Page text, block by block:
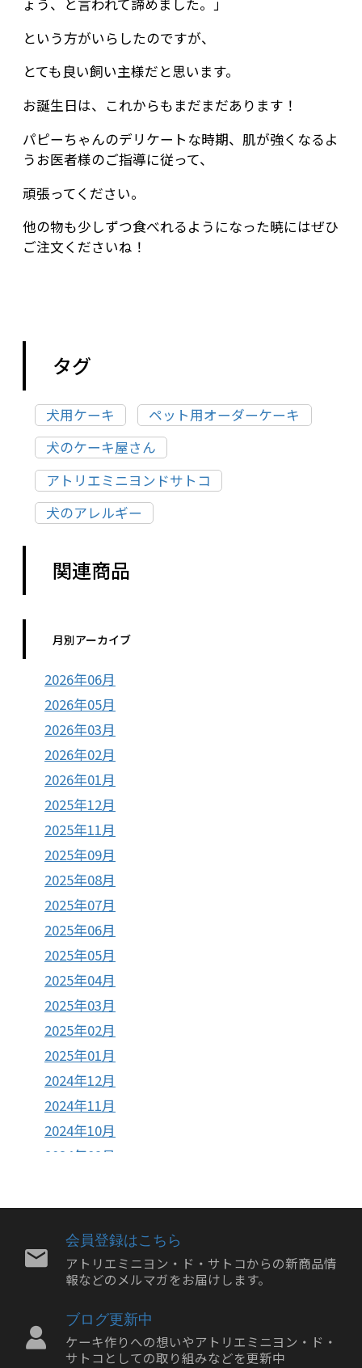
ょう、と言われて諦めました。」
という方がいらしたのですが、
とても良い飼い主様だと思います。
お誕生日は、これからもまだまだあります！
パピーちゃんのデリケートな時期、肌が強くなるよ
うお医者様のご指導に従って、
頑張ってください。
他の物も少しずつ食べれるようになった暁にはぜひ
ご注文くださいね！
タグ
犬用ケーキ
ペット用オーダーケーキ
犬のケーキ屋さん
アトリエミニヨンドサトコ
犬のアレルギー
関連商品
月別アーカイブ
2026年06月
2026年05月
2026年03月
2026年02月
2026年01月
2025年12月
2025年11月
2025年09月
2025年08月
2025年07月
2025年06月
2025年05月
2025年04月
2025年03月
2025年02月
2025年01月
2024年12月
2024年11月
2024年10月
2024年09月
2024年07月
2024年06月
2024年05月
2024年04月
2024年02月
2024年01月
会員登録はこちら
アトリエミニヨン・ド・サトコからの新商品情
報などのメルマガをお届けします。
ブログ更新中
ケーキ作りへの想いやアトリエミニヨン・ド・
サトコとしての取り組みなどを更新中